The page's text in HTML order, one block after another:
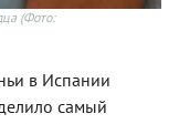
(Фото:
в Испании
самый